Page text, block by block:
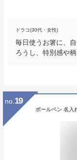
ドラコ(30代・女性)
毎日使うお箸に、
ろうし、特別感や
no. 19